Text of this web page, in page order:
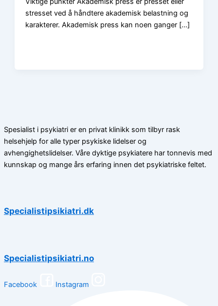
stresset ved å håndtere akademisk belastning og
karakterer. Akademisk press kan noen ganger […]
Spesialist i psykiatri er en privat klinikk som tilbyr rask
helsehjelp for alle typer psykiske lidelser og
avhengighetslidelser. Våre dyktige psykiatere har tonnevis med
kunnskap og mange års erfaring innen det psykiatriske feltet.
Specialistipsikiatri.dk
Specialistipsikiatri.no
Facebook Instagram